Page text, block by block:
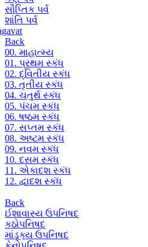
સૌપ્તિક પર્વ
શાંતિ પર્વ
Back
00. માહાત્મ્ય
01. પ્રથમ સ્કંધ
02. દ્વિતીય સ્કંધ
03. તૃતીય સ્કંધ
04. ચતુર્થ સ્કંધ
05. પંચમ સ્કંધ
06. ષષ્ઠમ સ્કંધ
07. સપ્તમ સ્કંધ
08. અષ્ટમ સ્કંધ
09. નવમ સ્કંધ
10. દસમ સ્કંધ
11. એકાદશ સ્કંધ
12. દ્વાદશ સ્કંધ
Back
ઈશાવાસ્ય ઉપનિષદ
કઠોપનિષદ
માંડૂક્ય ઉપનિષદ